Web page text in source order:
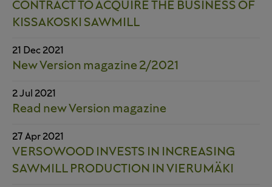
CONTRACT TO ACQUIRE THE BUSINESS OF
KISSAKOSKI SAWMILL
21 Dec 2021
New Version magazine 2/2021
2 Jul 2021
Read new Version magazine
27 Apr 2021
VERSOWOOD INVESTS IN INCREASING
SAWMILL PRODUCTION IN VIERUMÄKI